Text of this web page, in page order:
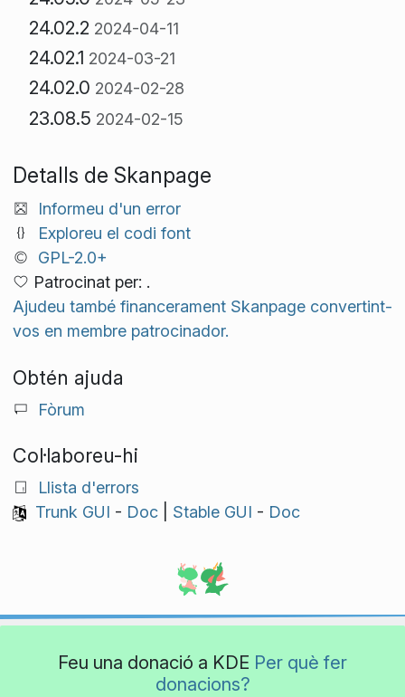
24.02.2 2024-04-11
24.02.1 2024-03-21
24.02.0 2024-02-28
23.08.5 2024-02-15
Detalls de Skanpage
Informeu d'un error
Exploreu el codi font
GPL-2.0+
Patrocinat per: .
Ajudeu també financerament Skanpage convertint-
vos en membre patrocinador.
Obtén ajuda
Fòrum
Col·laboreu-hi
Llista d'errors
Trunk GUI - Doc| Stable GUI - Doc
Feu una donació a KDE Per què fer
donacions?